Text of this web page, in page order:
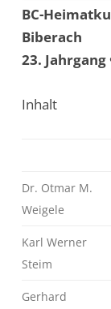
BC-
Biberach
23. Jahrgang
Inhalt
Dr. Otmar M.
Weigele
Karl Werner
Steim
Gerhard